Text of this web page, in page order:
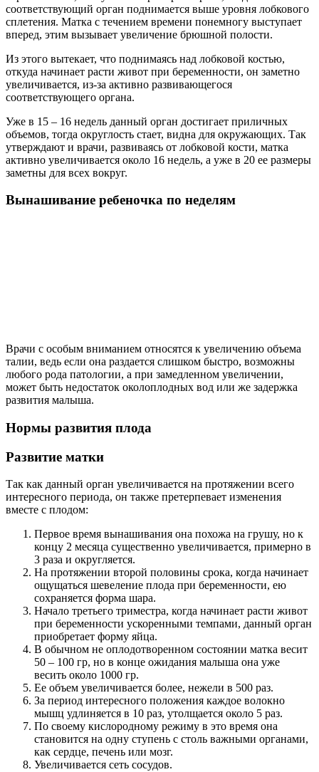
соответствующий орган поднимается выше уровня лобкового
сплетения. Матка с течением времени понемногу выступает
вперед, этим вызывает увеличение брюшной полости.
Из этого вытекает, что поднимаясь над лобковой костью,
откуда начинает расти живот при беременности, он заметно
увеличивается, из-за активно развивающегося
соответствующего органа.
Уже в 15 – 16 недель данный орган достигает приличных
объемов, тогда округлость стает, видна для окружающих. Так
утверждают и врачи, развиваясь от лобковой кости, матка
активно увеличивается около 16 недель, а уже в 20 ее размеры
заметны для всех вокруг.
Вынашивание ребеночка по неделям
Врачи с особым вниманием относятся к увеличению объема
талии, ведь если она раздается слишком быстро, возможны
любого рода патологии, а при замедленном увеличении,
может быть недостаток околоплодных вод или же задержка
развития малыша.
Нормы развития плода
Развитие матки
Так как данный орган увеличивается на протяжении всего
интересного периода, он также претерпевает изменения
вместе с плодом:
Первое время вынашивания она похожа на грушу, но к
концу 2 месяца существенно увеличивается, примерно в
3 раза и округляется.
На протяжении второй половины срока, когда начинает
ощущаться шевеление плода при беременности, ею
сохраняется форма шара.
Начало третьего триместра, когда начинает расти живот
при беременности ускоренными темпами, данный орган
приобретает форму яйца.
В обычном не оплодотворенном состоянии матка весит
50 – 100 гр, но в конце ожидания малыша она уже
весить около 1000 гр.
Ее объем увеличивается более, нежели в 500 раз.
За период интересного положения каждое волокно
мышц удлиняется в 10 раз, утолщается около 5 раз.
По своему кислородному режиму в это время она
становится на одну ступень с столь важными органами,
как сердце, печень или мозг.
Увеличивается сеть сосудов.